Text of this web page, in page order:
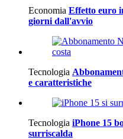
Economia Effetto euro
giorni dall'avvio
Tecnologia
e caratteristiche
Tecnologia iPhone 15
surriscalda